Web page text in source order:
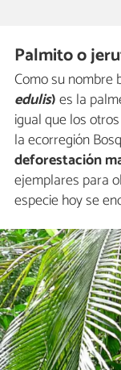
Palmito o
Como su nombre
edulis)es la
igual que los
la ecorregión
deforestación
ejemplares para
especie hoy se